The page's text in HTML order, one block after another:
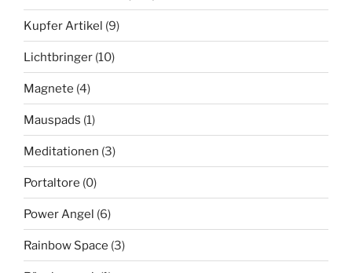
Kupfer Artikel (9)
Lichtbringer (10)
Magnete (4)
Mauspads (1)
Meditationen (3)
Portaltore (0)
Power Angel (6)
Rainbow Space (3)